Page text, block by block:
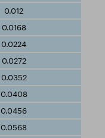
0.012
0.0168
0.0224
0.0272
0.0352
0.0408
0.0456
0.0568